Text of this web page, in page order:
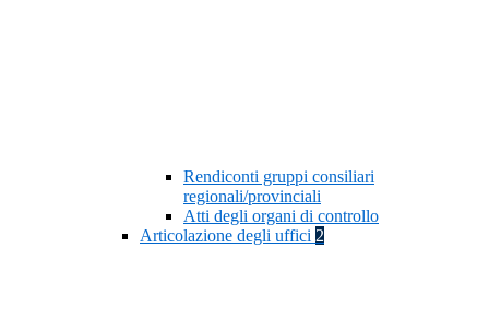
Rendiconti gruppi consiliari
regionali/provinciali
Atti degli organi di controllo
Articolazione degli uffici 2